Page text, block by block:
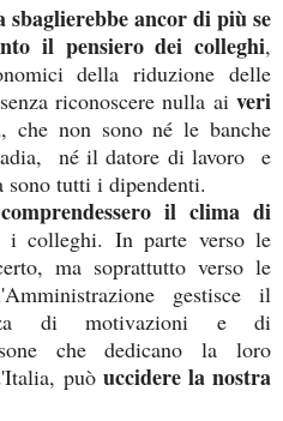
sbaglierebbe ancor di più se
il pensiero dei colleghi,
della riduzione delle
riconoscere nulla ai veri
, che non sono né le banche
né il datore di lavoro e
tutti i dipendenti.
il clima di
i colleghi. In parte verso le
ma soprattutto verso le
gestisce il
di motivazioni e di
che dedicano la loro
può uccidere la nostra